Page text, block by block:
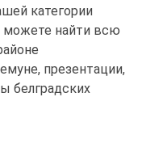
категории
можете найти всю
презентации,
белградских